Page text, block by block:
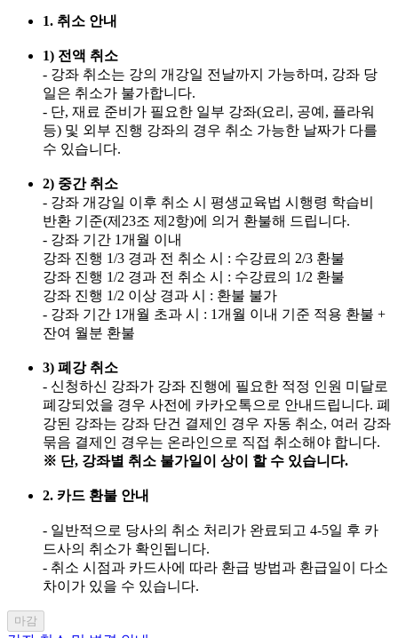
1. 취소 안내
1) 전액 취소
- 강좌 취소는 강의 개강일 전날까지 가능하며, 강좌 당
일은 취소가 불가합니다.
- 단, 재료 준비가 필요한 일부 강좌(요리, 공예, 플라워
등) 및 외부 진행 강좌의 경우 취소 가능한 날짜가 다를
수 있습니다.
2) 중간 취소
- 강좌 개강일 이후 취소 시 평생교육법 시행령 학습비
반환 기준(제23조 제2항)에 의거 환불해 드립니다.
- 강좌 기간 1개월 이내
강좌 진행 1/3 경과 전 취소 시 : 수강료의 2/3 환불
강좌 진행 1/2 경과 전 취소 시 : 수강료의 1/2 환불
강좌 진행 1/2 이상 경과 시 : 환불 불가
- 강좌 기간 1개월 초과 시 : 1개월 이내 기준 적용 환불 +
잔여 월분 환불
3) 폐강 취소
- 신청하신 강좌가 강좌 진행에 필요한 적정 인원 미달로
폐강되었을 경우 사전에 카카오톡으로 안내드립니다. 폐
강된 강좌는 강좌 단건 결제인 경우 자동 취소, 여러 강좌
묶음 결제인 경우는 온라인으로 직접 취소해야 합니다.
※ 단, 강좌별 취소 불가일이 상이 할 수 있습니다.
2. 카드 환불 안내
- 일반적으로 당사의 취소 처리가 완료되고 4-5일 후 카
드사의 취소가 확인됩니다.
- 취소 시점과 카드사에 따라 환급 방법과 환급일이 다소
차이가 있을 수 있습니다.
마감